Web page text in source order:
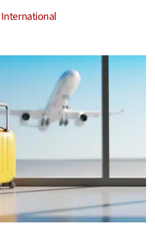
International